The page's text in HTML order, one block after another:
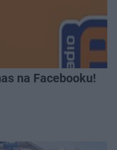
na Facebooku!